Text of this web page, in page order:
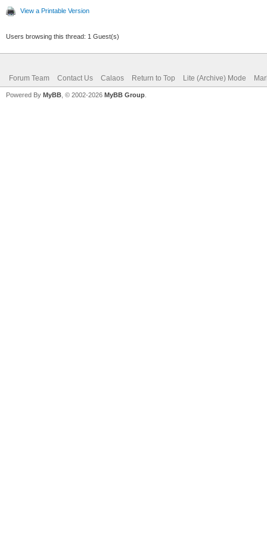
View a Printable Version
Users browsing this thread: 1 Guest(s)
Forum Team Contact Us Calaos Return to Top Lite (Archive) Mode
Powered By MyBB , © 2002-2026 MyBB Group